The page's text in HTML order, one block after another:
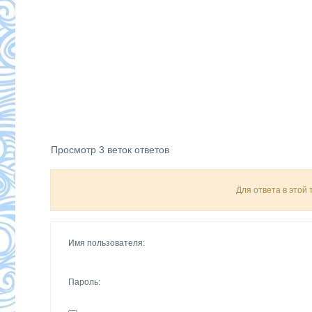
Просмотр 3 веток ответов
Для ответа в этой
Имя пользователя:
Пароль: